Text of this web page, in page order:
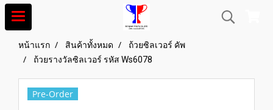
หน้าแรก สินค้าทั้งหมด
ถ้วยซิลเวอร์ คัพ
ถ้วยรางวัลซิลเวอร์ รหัส Ws6078
Pre-Order